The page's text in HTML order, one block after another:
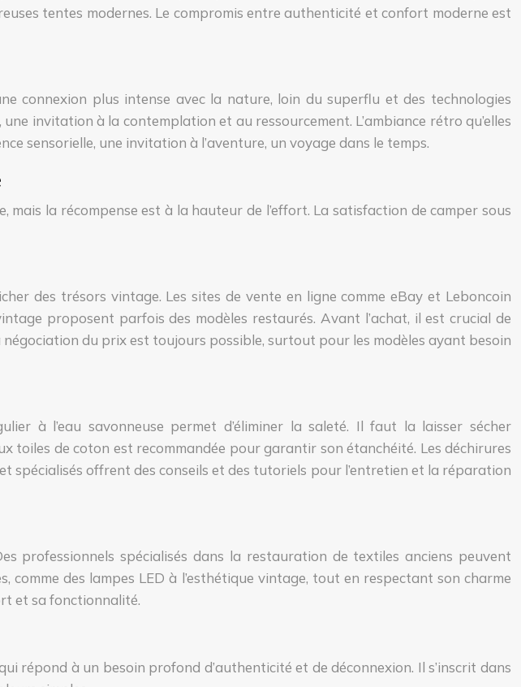
tentes modernes. Le compromis entre authenticité et confort moderne est
connexion plus intense avec la nature, loin du superflu et des technologies
invitation à la contemplation et au ressourcement. L’ambiance rétro qu’elles
sensorielle, une invitation à l’aventure, un voyage dans le temps.
la récompense est à la hauteur de l’effort. La satisfaction de camper sous
des trésors vintage. Les sites de vente en ligne comme eBay et Leboncoin
proposent parfois des modèles restaurés. Avant l’achat, il est crucial de
du prix est toujours possible, surtout pour les modèles ayant besoin
à l’eau savonneuse permet d’éliminer la saleté. Il faut la laisser sécher
toiles de coton est recommandée pour garantir son étanchéité. Les déchirures
spécialisés offrent des conseils et des tutoriels pour l’entretien et la réparation
professionnels spécialisés dans la restauration de textiles anciens peuvent
des lampes LED à l’esthétique vintage, tout en respectant son charme
et sa fonctionnalité.
répond à un besoin profond d’authenticité et de déconnexion. Il s’inscrit dans